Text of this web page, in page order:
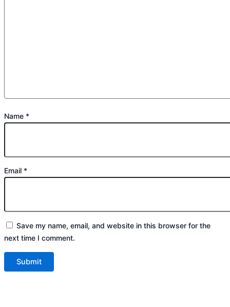
Name *
Email *
Save my name, email, and website in this browser for the
next time I comment.